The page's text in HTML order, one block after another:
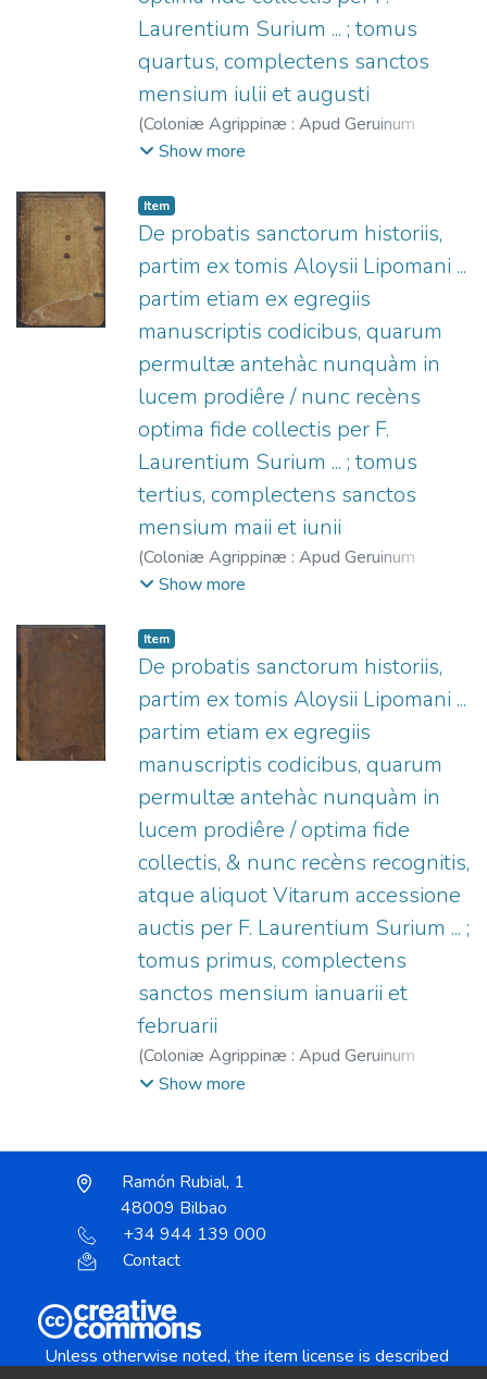
Laurentium Surium ... ; tomus
quartus, complectens sanctos
mensium iulii et augusti
(Coloniæ Agrippinæ : Apud Geruinum
Calenium [et] hæredes Quentelios,
Laurentius (O. Cart.), 1522-1578
Gerwin, 1525-1600;Johann Quentel Erben.
Show more
Item
De probatis sanctorum historiis,
partim ex tomis Aloysii Lipomani ...
partim etiam ex egregiis
manuscriptis codicibus, quarum
permultæ antehàc nunquàm in
lucem prodiêre / nunc recèns
optima fide collectis per F.
Laurentium Surium ... ; tomus
tertius, complectens sanctos
mensium maii et iunii
(Coloniæ Agrippinæ : Apud Geruinum
Calenium [et] hæredes Quentelios,
Laurentius (O. Cart.), 1522-1578
Gerwin, 1525-1600;Johann Quentel Erben.
Show more
Item
De probatis sanctorum historiis,
partim ex tomis Aloysii Lipomani ...
partim etiam ex egregiis
manuscriptis codicibus, quarum
permultæ antehàc nunquàm in
lucem prodiêre / optima fide
collectis, & nunc recèns recognitis,
atque aliquot Vitarum accessione
auctis per F. Laurentium Surium ... ;
tomus primus, complectens
sanctos mensium ianuarii et
februarii
(Coloniæ Agrippinæ : Apud Geruinum
Calenium [et] hæredes Quentelios,
Show more
Ramón Rubial, 1
48009 Bilbao
+34 944 139 000
Contact
Unless otherwise noted, the item license is described